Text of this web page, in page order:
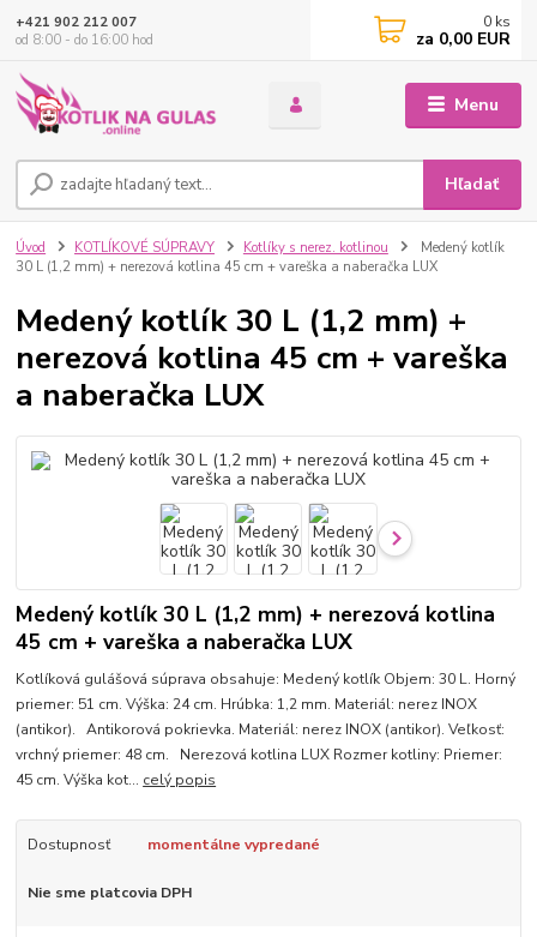
Menu
Hľadať
+421 902 212 007
od 8:00 - do 16:00 hod
0 ks
za 0,00 EUR
Úvod KOTLÍKOVÉ SÚPRAVY Kotlíky s nerez. kotlinou
Medený kotlík
30 L (1,2 mm) + nerezová kotlina 45 cm + vareška a naberačka LUX
Medený kotlík 30 L (1,2 mm) +
nerezová kotlina 45 cm + vareška
a naberačka LUX
Medený kotlík 30 L (1,2 mm) + nerezová kotlina
45 cm + vareška a naberačka LUX
Kotlíková gulášová súprava obsahuje: Medený kotlík Objem: 30 L. Horný
priemer: 51 cm. Výška: 24 cm. Hrúbka: 1,2 mm. Materiál: nerez INOX
(antikor). Antikorová pokrievka. Materiál: nerez INOX (antikor). Veľkosť:
vrchný priemer: 48 cm. Nerezová kotlina LUX Rozmer kotliny: Priemer:
45 cm. Výška kot... celý popis
Dostupnosť momentálne vypredané
Nie sme platcovia DPH